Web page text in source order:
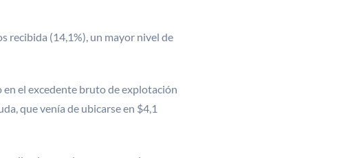
recibida (14,1%), un mayor nivel de
el excedente bruto de explotación
que venía de ubicarse en $4,1